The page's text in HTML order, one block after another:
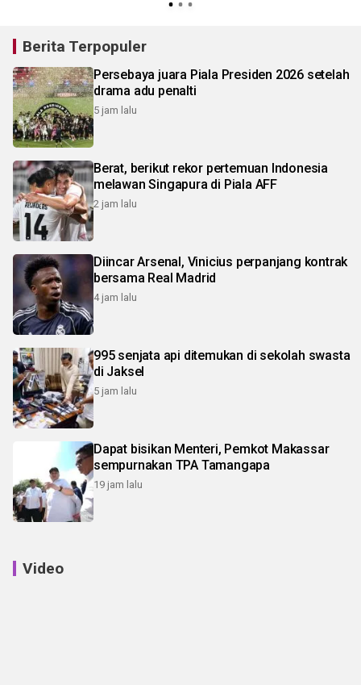
Berita Terpopuler
Persebaya juara Piala Presiden 2026 setelah
drama adu penalti
5 jam lalu
Berat, berikut rekor pertemuan Indonesia
melawan Singapura di Piala AFF
2 jam lalu
Diincar Arsenal, Vinicius perpanjang kontrak
bersama Real Madrid
4 jam lalu
995 senjata api ditemukan di sekolah swasta
di Jaksel
5 jam lalu
Dapat bisikan Menteri, Pemkot Makassar
sempurnakan TPA Tamangapa
19 jam lalu
Video